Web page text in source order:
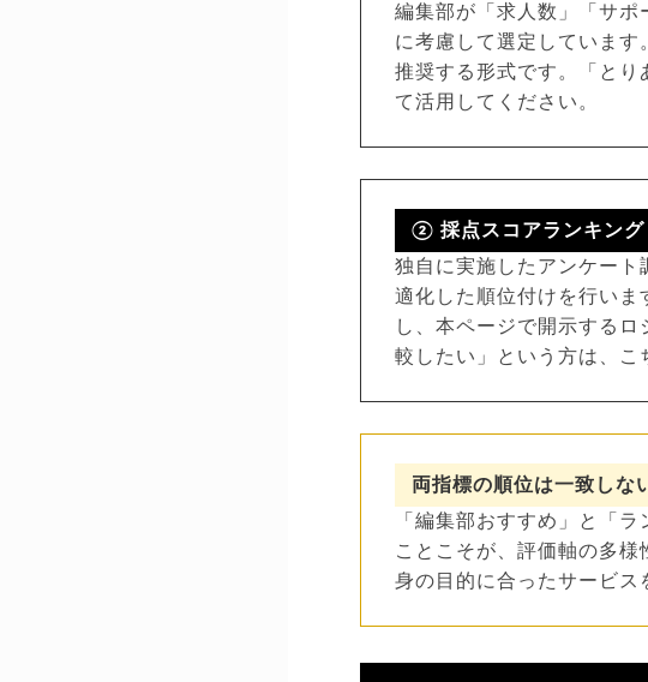
編集部が「求人数」「サポ
に考慮して選定しています
推奨する形式です。「とり
て活用してください。
② 採点スコアランキング
独自に実施したアンケート
適化した順位付けを行いま
し、本ページで開示する
較したい」という方は、こ
両指標の順位は一致しな
「編集部おすすめ」と「
ことこそが、評価軸の多
身の目的に合ったサービス